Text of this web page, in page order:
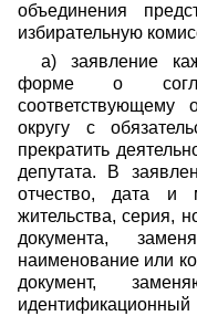
объединения
избирательную
а) заявление
форме о
соответствующему
округу с
прекратить
депутата. В
отчество, дата и
жительства, серия,
документа,
наименование или
документ,